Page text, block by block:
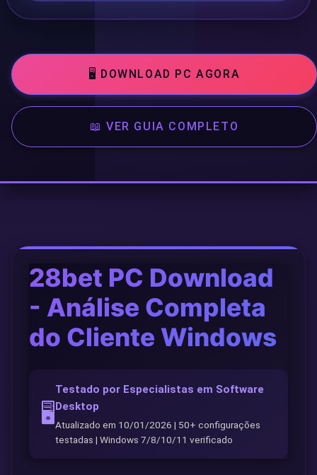
Instalar
📘 Facebook
🖥️ DOWNLOAD PC AGORA
📖 VER GUIA COMPLETO
28bet PC Download
- Análise Completa
do Cliente Windows
🖥️
Testado por Especialistas em Software
Desktop
Atualizado em 10/01/2026 | 50+ configurações
testadas | Windows 7/8/10/11 verificado